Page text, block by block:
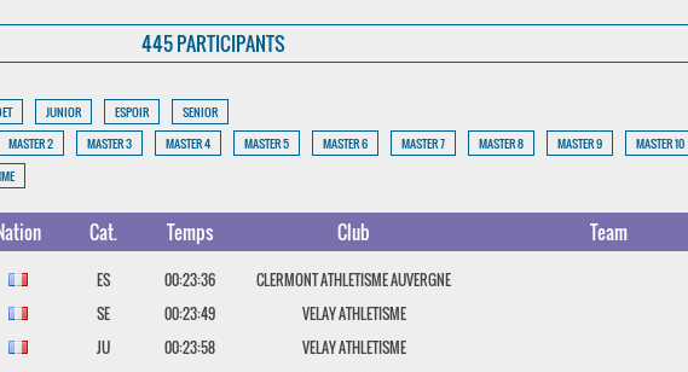
445 PARTICIPANTS
JUNIOR ESPOIR
SENIOR
MASTER 2 MASTER 3 MASTER 4 MASTER 5 MASTER 6 MASTER 7 MASTER 8 MASTER 9 MASTER 10
Cat. Temps Club Team
ES 00:23:36
CLERMONT ATHLETISME AUVERGNE
SE 00:23:49
VELAY ATHLETISME
JU 00:23:58
VELAY ATHLETISME